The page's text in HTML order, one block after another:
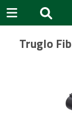
Truglo